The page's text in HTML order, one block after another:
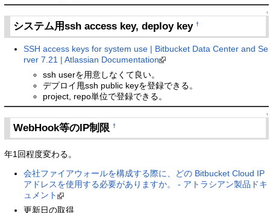
↑
システム用ssh access key, deploy key†
SSH access keys for system use | Bitbucket Data Center and Se
rver 7.21 | Atlassian Documentation
ssh userを用意しなくて良い。
デプロイ甩ssh public keyを登録できる。
project, repo単位で登録できる。
↑
WebHook等のIP制限†
年1回程度変わる。
会社ファイアウォールを構成する際に、どの Bitbucket Cloud IP
アドレスを使用する必要がありますか。 - アトラシアン製品ドキ
ュメント
更新日の取得